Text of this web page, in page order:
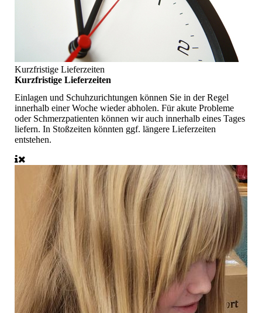
Kurzfristige Lieferzeiten
Kurzfristige Lieferzeiten
Einlagen und Schuhzurichtungen können Sie in der Regel
innerhalb einer Woche wieder abholen. Für akute Probleme
oder Schmerzpatienten können wir auch innerhalb eines Tages
liefern. In Stoßzeiten könnten ggf. längere Lieferzeiten
entstehen.